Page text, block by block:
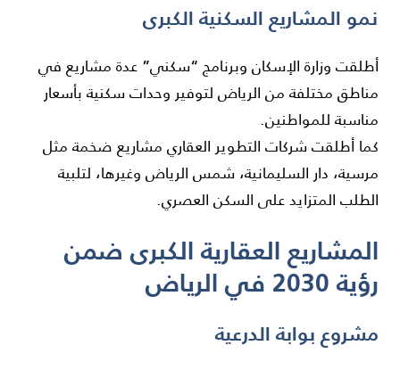
نمو المشاريع السكنية الكبرى
أطلقت وزارة الإسكان وبرنامج “سكني” عدة مشاريع في
مناطق مختلفة من الرياض لتوفير وحدات سكنية بأسعار
مناسبة للمواطنين.
كما أطلقت شركات التطوير العقاري مشاريع ضخمة مثل
مرسية، دار السليمانية، شمس الرياض وغيرها، لتلبية
الطلب المتزايد على السكن العصري.
المشاريع العقارية الكبرى ضمن
رؤية 2030 في الرياض
مشروع بوابة الدرعية